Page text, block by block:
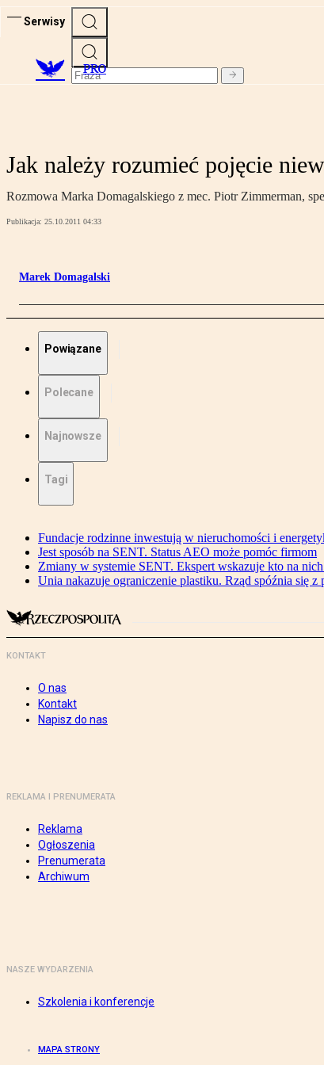
Serwisy
PRO
Jak należy rozumieć pojęcie
Rozmowa Marka Domagalskiego z mec. Piotr Zimmerman,
Publikacja: 25.10.2011 04:33
Marek Domagalski
Powiązane
Polecane
Najnowsze
Tagi
Fundacje rodzinne inwestują w nieruchomości i
Jest sposób na SENT. Status AEO może pomóc firmom
Zmiany w systemie SENT. Ekspert wskazuje kto na
Unia nakazuje ograniczenie plastiku. Rząd spóźnia się z
KONTAKT
O nas
Kontakt
Napisz do nas
REKLAMA I PRENUMERATA
Reklama
Ogłoszenia
Prenumerata
Archiwum
NASZE WYDARZENIA
Szkolenia i konferencje
MAPA STRONY